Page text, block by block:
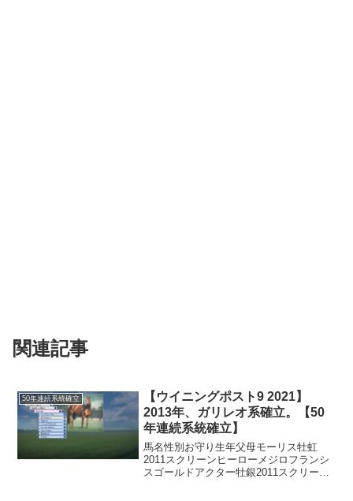
関連記事
50年連続系統確立
【ウイニングポスト9 2021】
2013年、ガリレオ系確立。【50
年連続系統確立】
馬名性別お守り生年父母モーリス牡虹
2011スクリーンヒーローメジロフランシ
スゴールドアクター牡銀2011スクリーン